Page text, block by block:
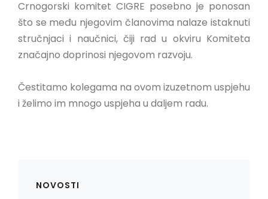
Crnogorski komitet CIGRE posebno je ponosan
što se među njegovim članovima nalaze istaknuti
stručnjaci i naučnici, čiji rad u okviru Komiteta
značajno doprinosi njegovom razvoju.
Čestitamo kolegama na ovom izuzetnom uspjehu
i želimo im mnogo uspjeha u daljem radu.
NOVOSTI